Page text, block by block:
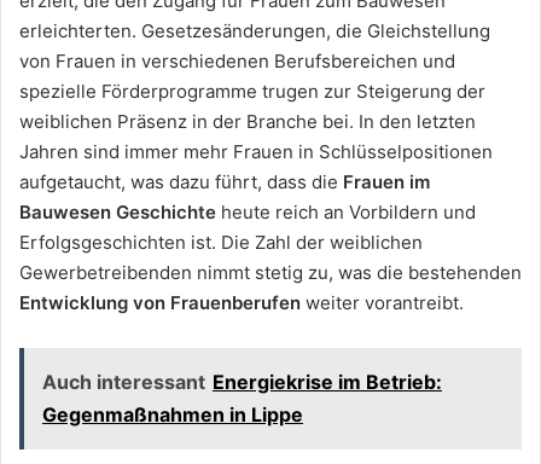
erleichterten. Gesetzesänderungen, die Gleichstellung
von Frauen in verschiedenen Berufsbereichen und
spezielle Förderprogramme trugen zur Steigerung der
weiblichen Präsenz in der Branche bei. In den letzten
Jahren sind immer mehr Frauen in Schlüsselpositionen
aufgetaucht, was dazu führt, dass die Frauen im
Bauwesen Geschichte heute reich an Vorbildern und
Erfolgsgeschichten ist. Die Zahl der weiblichen
Gewerbetreibenden nimmt stetig zu, was die bestehenden
Entwicklung von Frauenberufen weiter vorantreibt.
Auch interessant Energiekrise im Betrieb:
Gegenmaßnahmen in Lippe